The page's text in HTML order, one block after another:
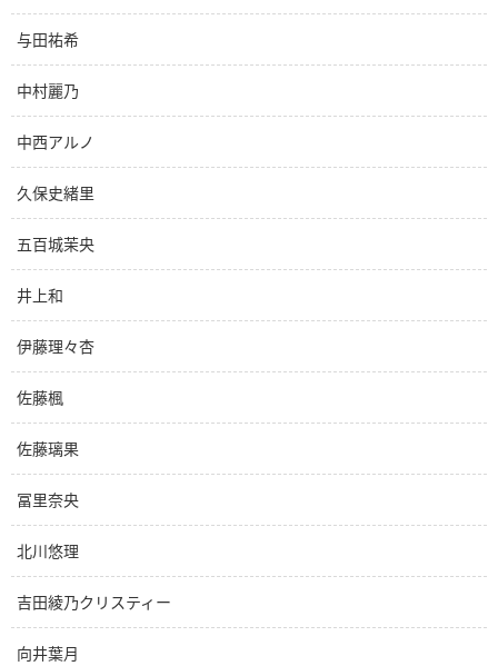
与田祐希
中村麗乃
中西アルノ
久保史緒里
五百城茉央
井上和
伊藤理々杏
佐藤楓
佐藤璃果
冨里奈央
北川悠理
吉田綾乃クリスティー
向井葉月